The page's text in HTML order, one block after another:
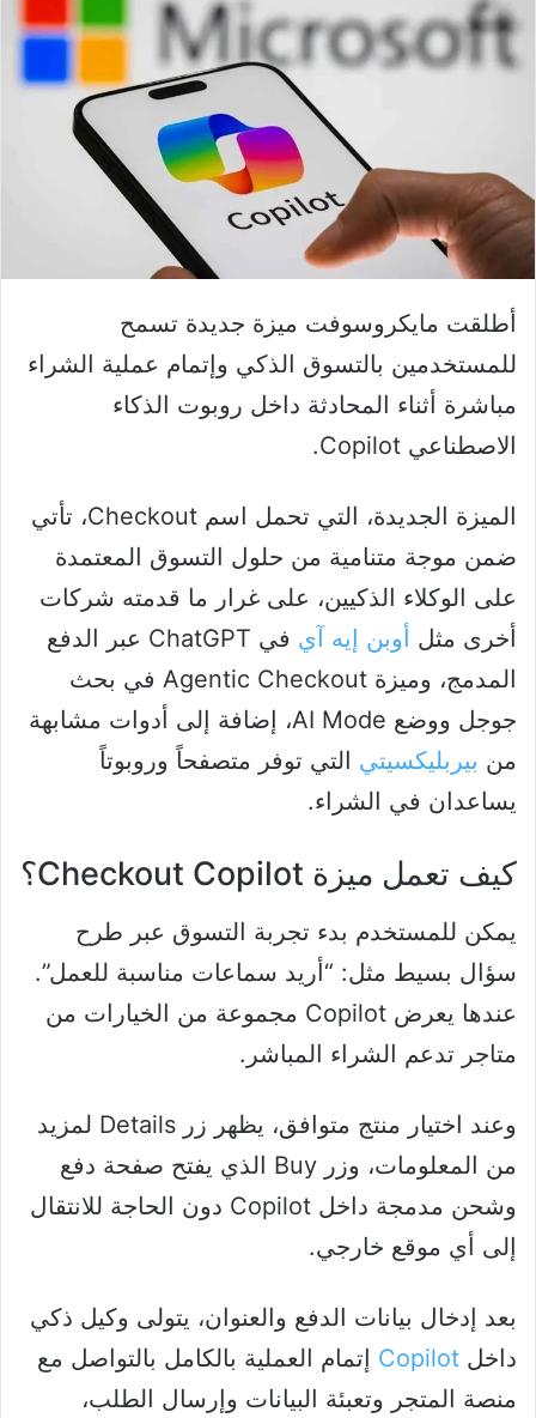
أطلقت مايكروسوفت ميزة جديدة تسمح
للمستخدمين بالتسوق الذكي وإتمام عملية الشراء
مباشرة أثناء المحادثة داخل روبوت الذكاء
الاصطناعي Copilot.
الميزة الجديدة، التي تحمل اسم Checkout، تأتي
ضمن موجة متنامية من حلول التسوق المعتمدة
على الوكلاء الذكيين، على غرار ما قدمته شركات
أخرى مثل أوبن إيه آي
في ChatGPT عبر الدفع
المدمج، وميزة Agentic Checkout في بحث
جوجل ووضع AI Mode، إضافة إلى أدوات مشابهة
من بيربليكسيتي التي توفر متصفحاً وروبوتاً
يساعدان في الشراء.
كيف تعمل ميزة Checkout Copilot؟
يمكن للمستخدم بدء تجربة التسوق عبر طرح
سؤال بسيط مثل: “أريد سماعات مناسبة للعمل”.
عندها يعرض Copilot مجموعة من الخيارات من
متاجر تدعم الشراء المباشر.
وعند اختيار منتج متوافق، يظهر زر Details لمزيد
من المعلومات، وزر Buy الذي يفتح صفحة دفع
وشحن مدمجة داخل Copilot دون الحاجة للانتقال
إلى أي موقع خارجي.
بعد إدخال بيانات الدفع والعنوان، يتولى وكيل ذكي
داخل Copilot إتمام العملية بالكامل بالتواصل مع
منصة المتجر وتعبئة البيانات وإرسال الطلب،